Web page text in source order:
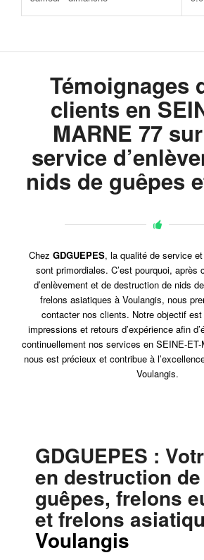
Témoignages
clients en
MARNE 77
service
nids de guêpes
Chez GDGUEPES, la qualité de service
sont primordiales. C’est pourquoi, après
d’enlèvement et de destruction de nids
frelons asiatiques à Voulangis, nous
contacter nos clients. Notre objectif
impressions et retours d’expérience afin
continuellement nos services en SEINE-
nous est précieux et contribue à
Voulangis.
GDGUEPES :
en destruction
guêpes, frelons
et frelons
Voulangis